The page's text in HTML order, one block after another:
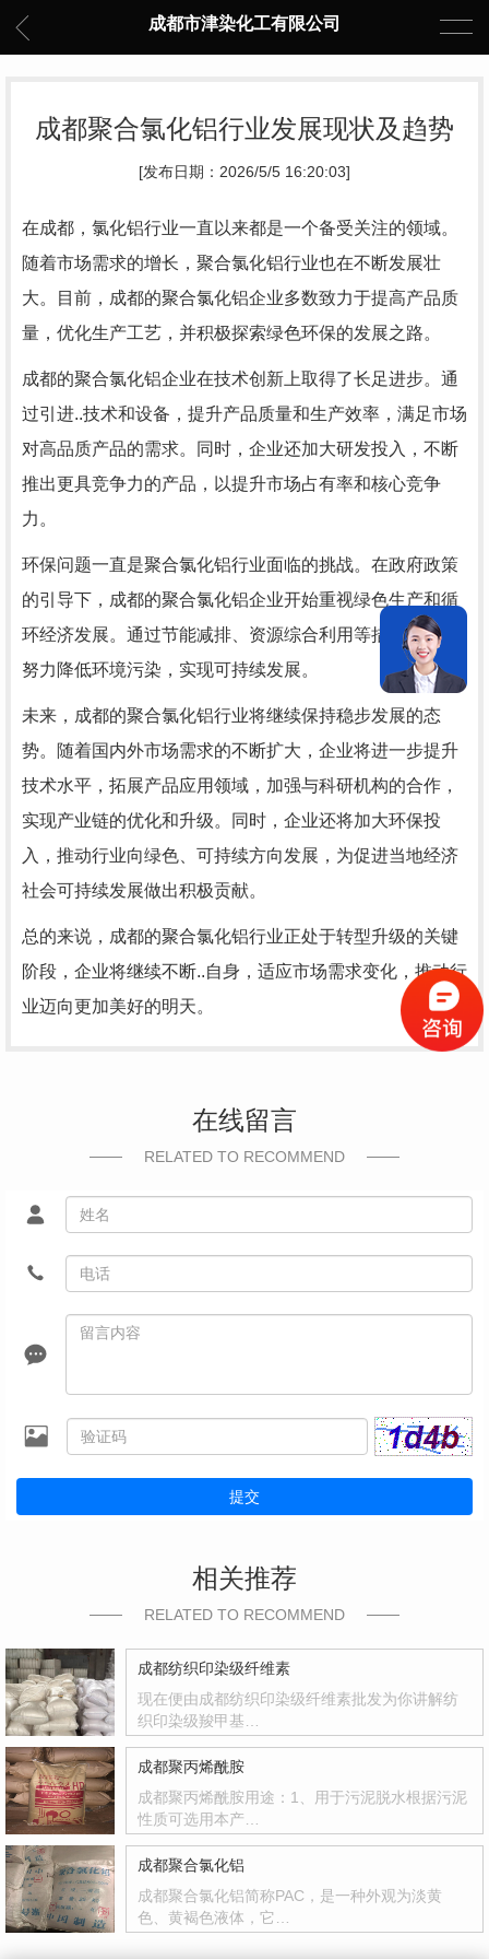
成都市津染化工有限公司
成都聚合氯化铝行业发展现状及趋势
[发布日期：2026/5/5 16:20:03]
在成都，氯化铝行业一直以来都是一个备受关注的领域。
随着市场需求的增长，聚合氯化铝行业也在不断发展壮
大。目前，成都的聚合氯化铝企业多数致力于提高产品质
量，优化生产工艺，并积极探索绿色环保的发展之路。
成都的聚合氯化铝企业在技术创新上取得了长足进步。通
过引进..技术和设备，提升产品质量和生产效率，满足市场
对高品质产品的需求。同时，企业还加大研发投入，不断
推出更具竞争力的产品，以提升市场占有率和核心竞争
力。
环保问题一直是聚合氯化铝行业面临的挑战。在政府政策
的引导下，成都的聚合氯化铝企业开始重视绿色生产和循
环经济发展。通过节能减排、资源综合利用等措施，企业
努力降低环境污染，实现可持续发展。
未来，成都的聚合氯化铝行业将继续保持稳步发展的态
势。随着国内外市场需求的不断扩大，企业将进一步提升
技术水平，拓展产品应用领域，加强与科研机构的合作，
实现产业链的优化和升级。同时，企业还将加大环保投
入，推动行业向绿色、可持续方向发展，为促进当地经济
社会可持续发展做出积极贡献。
总的来说，成都的聚合氯化铝行业正处于转型升级的关键
阶段，企业将继续不断..自身，适应市场需求变化，推动行
业迈向更加美好的明天。
在线留言
RELATED TO RECOMMEND
提交
相关推荐
RELATED TO RECOMMEND
成都纺织印染级纤维素
现在便由成都纺织印染级纤维素批发为你讲解纺
织印染级羧甲基…
成都聚丙烯酰胺
成都聚丙烯酰胺用途：1、用于污泥脱水根据污泥
性质可选用本产…
成都聚合氯化铝
成都聚合氯化铝简称PAC，是一种外观为淡黄
色、黄褐色液体，它…